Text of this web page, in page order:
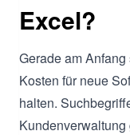
Excel?
Gerade am
Kosten für neue
halten.